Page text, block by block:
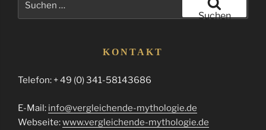
Suchen
KONTAKT
Telefon: + 49 (0) 341-58143686
E-Mail: info@vergleichende-mythologie.de
Webseite:www.vergleichende-mythologie.de